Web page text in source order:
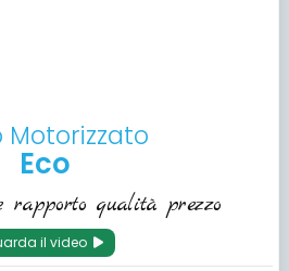
Motorizzato
Eco
rapporto qualità prezzo
il video